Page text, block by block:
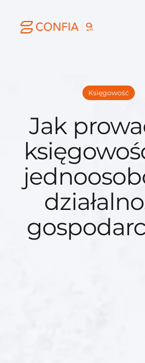
Księgowość
Jak